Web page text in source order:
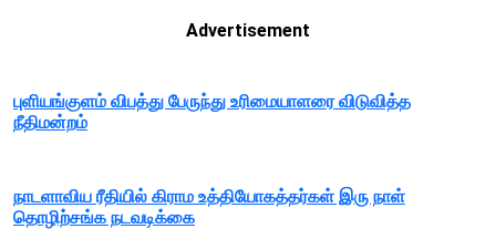
Advertisement
புளியங்குளம் விபத்து பேருந்து உரிமையாளரை விடுவித்த
நீதிமன்றம்
நாடளாவிய ரீதியில் கிராம உத்தியோகத்தர்கள் இரு நாள்
தொழிற்சங்க நடவடிக்கை